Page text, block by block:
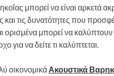
μπορεί να είναι αρκετά
και τις δυνατότητες που
ορισμένα μπορεί να
για να δείτε τι καλύπτεται.
οικονομικά Ακουστικά